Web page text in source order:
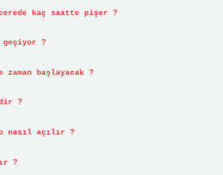
kaç saatte pişer ?
geçiyor ?
zaman başlayacak ?
?
nasıl açılır ?
?